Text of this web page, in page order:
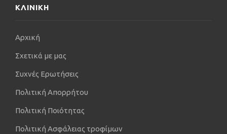
ΚΛΙΝΙΚΗ
Αρχική
Σχετικά με μας
Συχνές Ερωτήσεις
Πολιτική Απορρήτου
Πολιτική Ποιότητας
Πολιτική Ασφάλειας τροφίμων